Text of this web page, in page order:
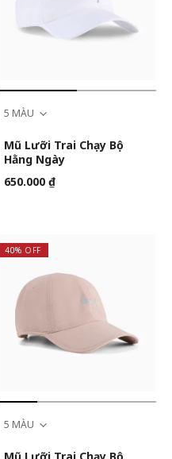
5 MÀU
Mũ Lưỡi Trai Chạy Bộ
Hằng Ngày
650.000 ₫
40% OFF
5 MÀU